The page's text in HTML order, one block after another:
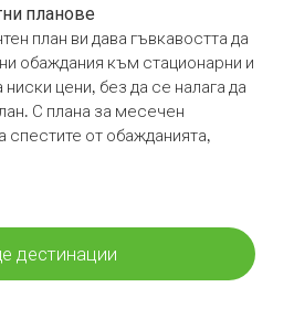
планове
план ви дава гъвкавостта да
обаждания към стационарни и
цени, без да се налага да
С плана за месечен
от обажданията,
дестинации